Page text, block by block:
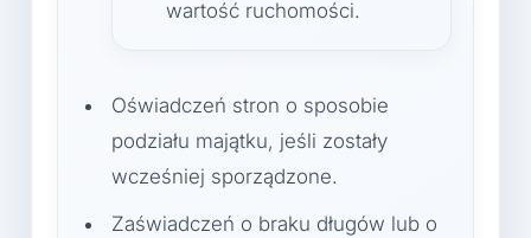
wartość ruchomości.
Oświadczeń stron o sposobie
podziału majątku, jeśli zostały
wcześniej sporządzone.
Zaświadczeń o braku długów lub o